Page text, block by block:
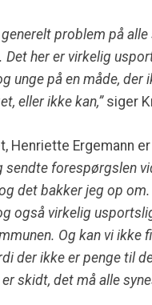
problem på
Det her er virkelig
unge på en måde,
eller ikke kan,”siger
Henriette Ergemann
forespørgslen
det bakker jeg op
også virkelig
Og kan vi ikke
der ikke er penge til
skidt, det må alle